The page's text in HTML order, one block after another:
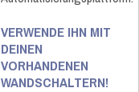
VERWENDE IHN MIT
DEINEN
VORHANDENEN
WANDSCHALTERN!